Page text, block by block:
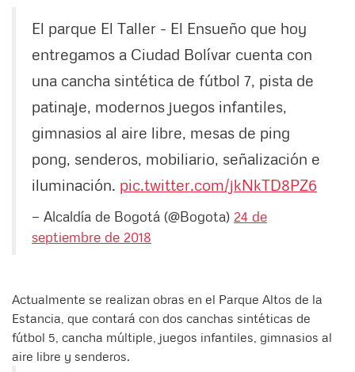
El parque El Taller - El Ensueño que hoy
entregamos a Ciudad Bolívar cuenta con
una cancha sintética de fútbol 7, pista de
patinaje, modernos juegos infantiles,
gimnasios al aire libre, mesas de ping
pong, senderos, mobiliario, señalización e
iluminación. pic.twitter.com/jkNkTD8PZ6
— Alcaldía de Bogotá (@Bogota) 24 de
septiembre de 2018
Actualmente se realizan obras en el Parque Altos de la
Estancia, que contará con dos canchas sintéticas de
fútbol 5, cancha múltiple, juegos infantiles, gimnasios al
aire libre y senderos.